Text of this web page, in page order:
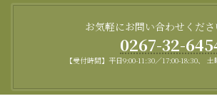
お気軽にお問い合わせくださ
0267-32-
【受付時間】平日9:00-11:30／17:00-18:30、